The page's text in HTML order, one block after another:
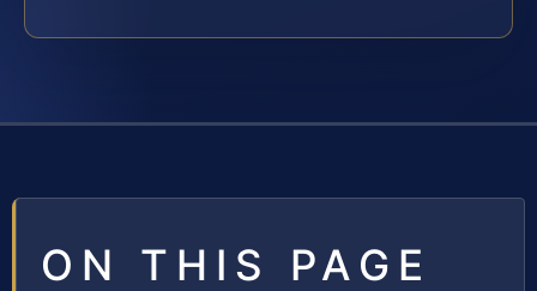
ON THIS PAGE